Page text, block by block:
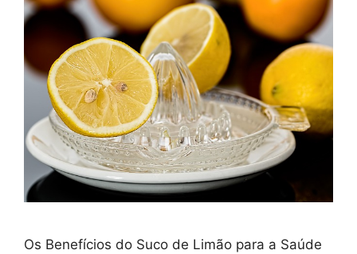
Os Benefícios do Suco de Limão para a Saúde